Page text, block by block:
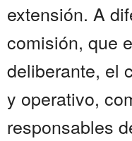
extensión. A
comisión, que
deliberante, el
y operativo,
responsables